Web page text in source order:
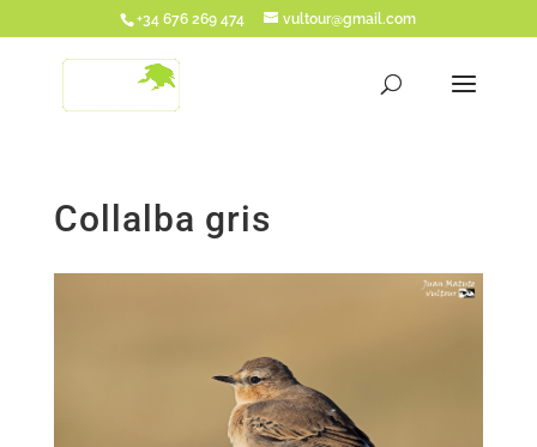
+34 676 269 474 vultour@gmail.com
Collalba gris